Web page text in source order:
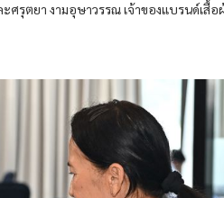
ศรุตยา งามอุษาวรรณ เจ้าของแบรนด์เสื้อ